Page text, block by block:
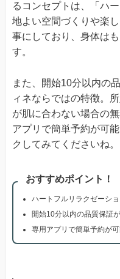
るコンセプトは、「ハ
地よい空間づくりや楽
事にしており、身体は
す。
また、開始10分以内の
ィネならではの特徴。
が肌に合わない場合の
アプリで簡単予約が可
クしてみてくださいね。
おすすめポイント！
ハートフルリラクゼーシ
開始10分以内の品質保証
専用アプリで簡単予約が